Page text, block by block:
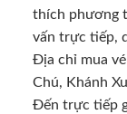
thích phương
vấn trực tiếp,
Địa chỉ mua
Chú, Khánh
Đến trực tiếp